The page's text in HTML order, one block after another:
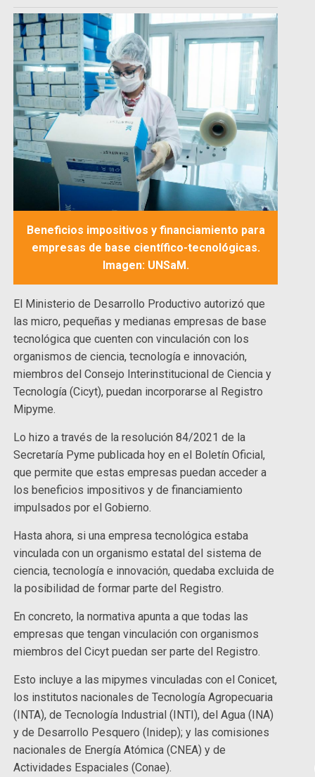
Beneficios impositivos y financiamiento para
empresas de base científico-tecnológicas.
Imagen: UNSaM.
El Ministerio de Desarrollo Productivo autorizó que
las micro, pequeñas y medianas empresas de base
tecnológica que cuenten con vinculación con los
organismos de ciencia, tecnología e innovación,
miembros del Consejo Interinstitucional de Ciencia y
Tecnología (Cicyt), puedan incorporarse al Registro
Mipyme.
Lo hizo a través de la resolución 84/2021 de la
Secretaría Pyme publicada hoy en el Boletín Oficial,
que permite que estas empresas puedan acceder a
los beneficios impositivos y de financiamiento
impulsados por el Gobierno.
Hasta ahora, si una empresa tecnológica estaba
vinculada con un organismo estatal del sistema de
ciencia, tecnología e innovación, quedaba excluida de
la posibilidad de formar parte del Registro.
En concreto, la normativa apunta a que todas las
empresas que tengan vinculación con organismos
miembros del Cicyt puedan ser parte del Registro.
Esto incluye a las mipymes vinculadas con el Conicet,
los institutos nacionales de Tecnología Agropecuaria
(INTA), de Tecnología Industrial (INTI), del Agua (INA)
y de Desarrollo Pesquero (Inidep); y las comisiones
nacionales de Energía Atómica (CNEA) y de
Actividades Espaciales (Conae).